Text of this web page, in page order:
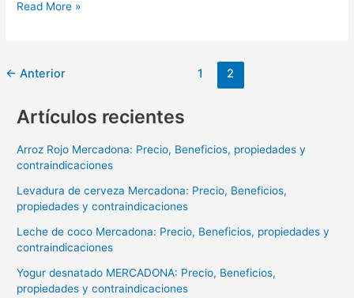
Aceite
té
Precio,
Beneficios,
propiedades
y
Read More »
← Anterior 1 2
Artículos recientes
Arroz Rojo Mercadona: Precio, Beneficios, propiedades y
contraindicaciones
Levadura de cerveza Mercadona: Precio, Beneficios,
propiedades y contraindicaciones
Leche de coco Mercadona: Precio, Beneficios, propiedades y
contraindicaciones
Yogur desnatado MERCADONA: Precio, Beneficios,
propiedades y contraindicaciones